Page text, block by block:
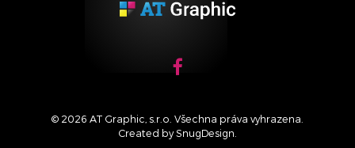
© 2026 AT Graphic, s.r.o. Všechna práva vyhrazena.
Created by SnugDesign